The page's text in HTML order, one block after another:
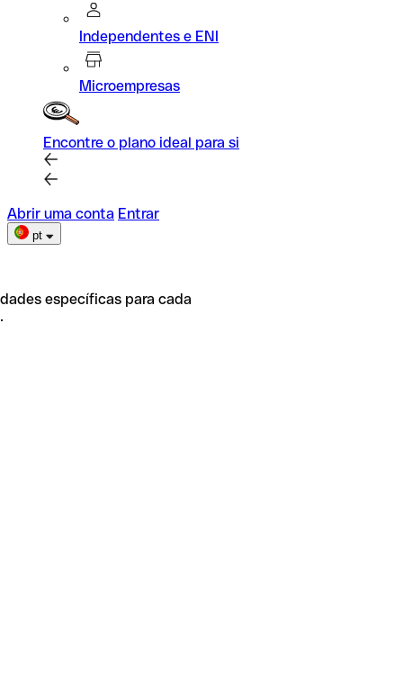
Independentes e ENI
Microempresas
Encontre o plano ideal para si
Abrir uma conta Entrar
pt
específicas para cada